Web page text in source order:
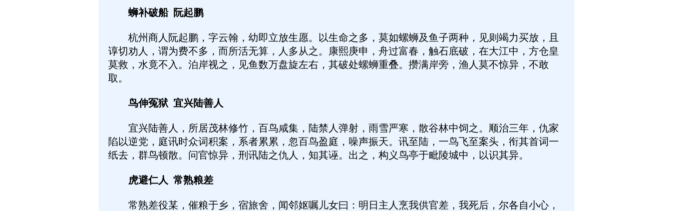
蛳补破船 阮起鹏
杭州商人阮起鹏，字云翰，幼即立放生愿。以生命之多，莫如螺蛳及鱼子两种，见则竭力买放，且
谆切劝人，谓为费不多，而所活无算，人多从之。康熙庚申，舟过富春，触石底破，在大江中，方仓皇
莫救，水竟不入。泊岸视之，见鱼数万盘旋左右，其破处螺蛳重叠。攒满岸旁，渔人莫不惊异，不敢
取。
鸟伸冤狱 宜兴陆善人
宜兴陆善人，所居茂林修竹，百鸟咸集，陆禁人弹射，雨雪严寒，散谷林中饲之。顺治三年，仇家
陷以逆党，庭讯时众词积案，系者累累，忽百鸟盈庭，噪声振天。讯至陆，一鸟飞至案头，衔其首词一
纸去，群鸟顿散。问官惊异，刑讯陆之仇人，知其诬。出之，构义鸟亭于毗陵城中，以识其异。
虎避仁人 常熟粮差
常熟差役某，催粮于乡，宿旅舍，闻邻妪嘱儿女曰：明日主人烹我供官差，我死后，尔各自小心，